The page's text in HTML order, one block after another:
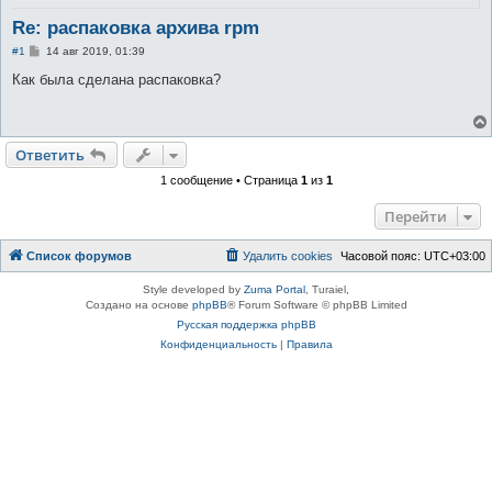
Re: распаковка архива rpm
#1
С
о
и
е
14 авг 2019, 01:39
Как была сделана распаковка?
Ответить
1 сообщение • Страница 1из 1
Перейти
Список форумов Часовой пояс: UTC+03:00
Удалить cookies
Style developed by Zuma Portal , Turaiel,
Создано на основе phpBB® Forum Software © phpBB Limited
Русская поддержка phpBB
Конфиденциальность| Правила